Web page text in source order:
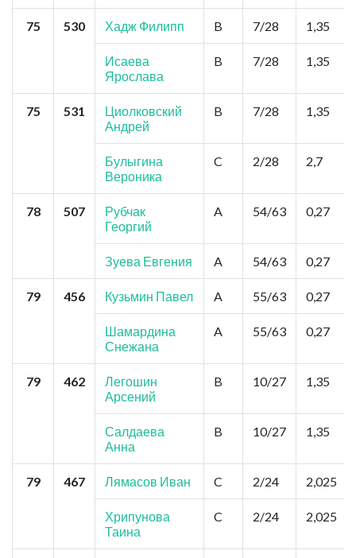
75 530 Хадж Филипп B 7/28 1,35
Исаева
Ярослава
B 7/28 1,35
75 531
Циолковский
Андрей
B 7/28 1,35
Булыгина
Вероника
C 2/28 2,7
78 507
Рубчак
Георгий
A 54/63 0,27
Зуева Евгения A 54/63 0,27
79 456 Кузьмин Павел A 55/63 0,27
Шамардина
Снежана
A 55/63 0,27
79 462
Легошин
Арсений
B 10/27 1,35
Салдаева
Анна
B 10/27 1,35
79 467 Лямасов Иван C 2/24 2,025
Хрипунова
Таина
C 2/24 2,025